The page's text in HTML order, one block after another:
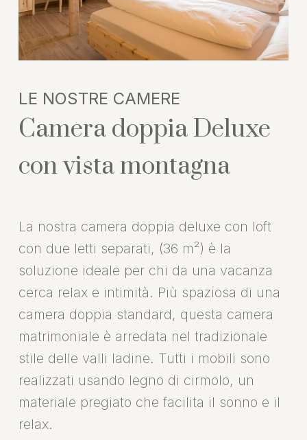
LE NOSTRE CAMERE
Camera doppia Deluxe
con vista montagna
La nostra camera doppia deluxe con loft
con due letti separati, (36 m²) è la
soluzione ideale per chi da una vacanza
cerca relax e intimità. Più spaziosa di una
camera doppia standard, questa camera
matrimoniale è arredata nel tradizionale
stile delle valli ladine. Tutti i mobili sono
realizzati usando legno di cirmolo, un
materiale pregiato che facilita il sonno e il
relax.